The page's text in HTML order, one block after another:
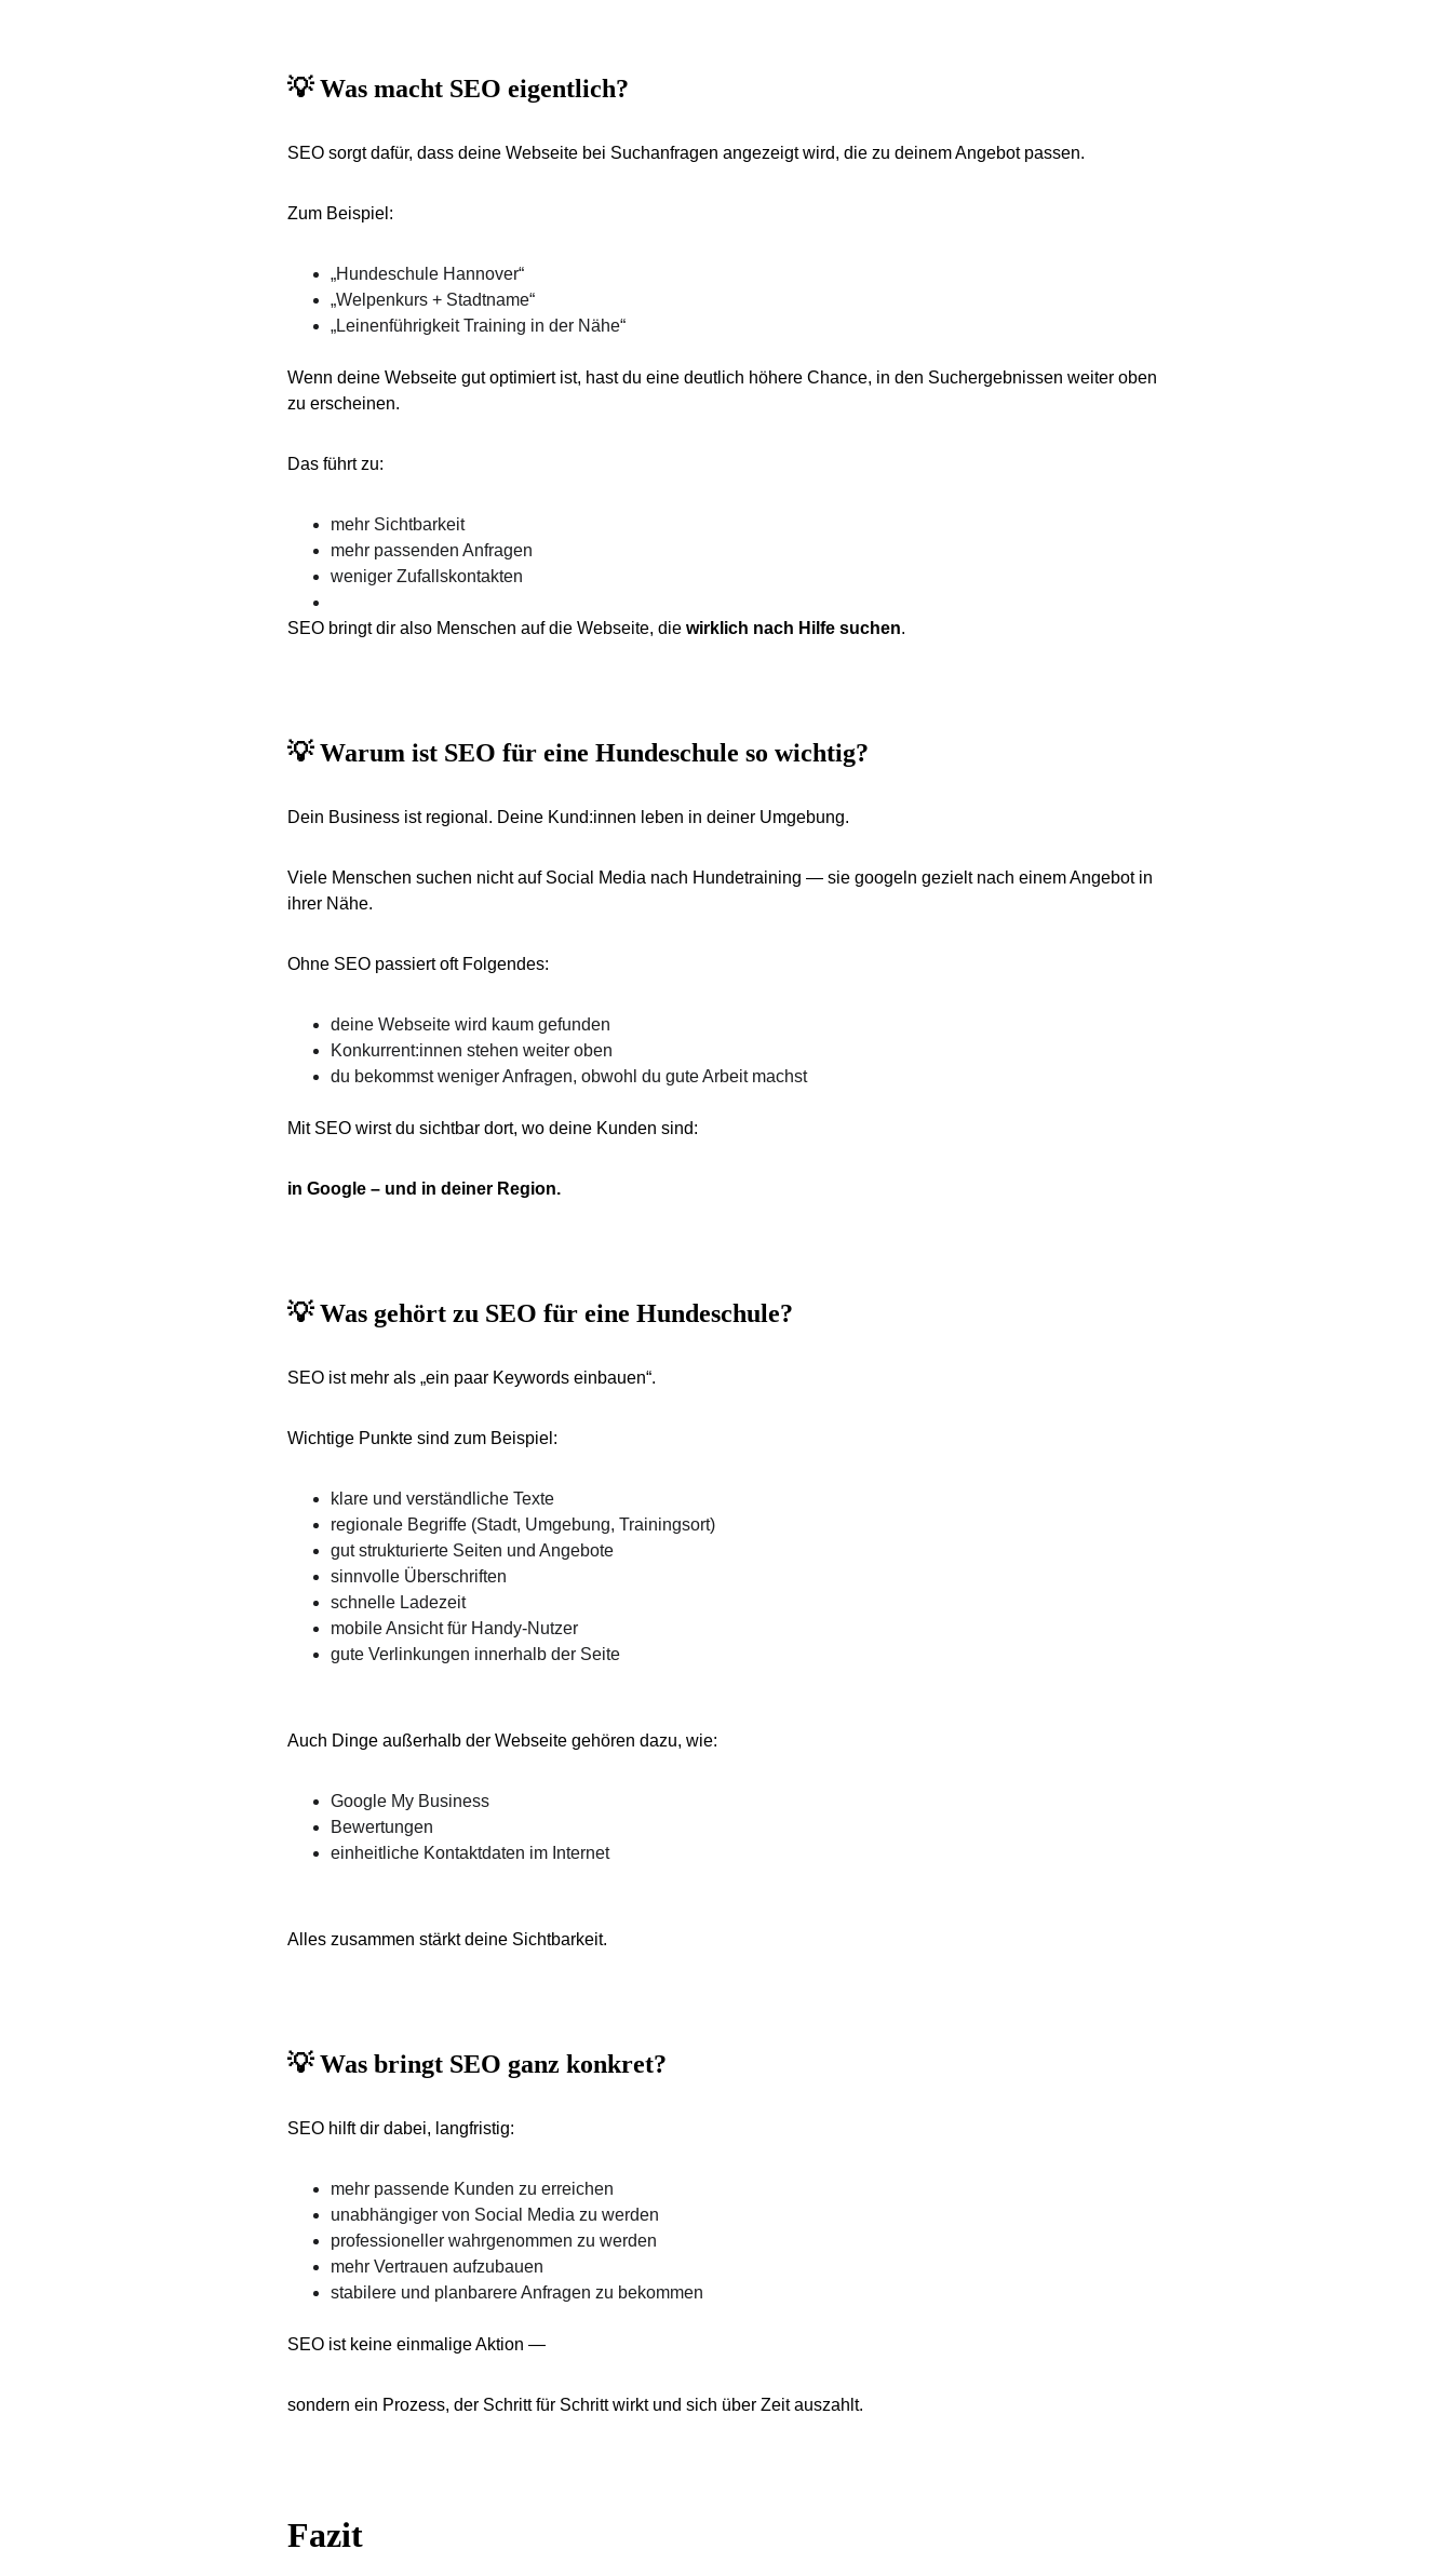
💡 Was macht SEO eigentlich?
SEO sorgt dafür, dass deine Webseite bei Suchanfragen angezeigt wird, die zu deinem Angebot passen.
Zum Beispiel:
„Hundeschule Hannover“
„Welpenkurs + Stadtname“
„Leinenführigkeit Training in der Nähe“
Wenn deine Webseite gut optimiert ist, hast du eine deutlich höhere Chance, in den Suchergebnissen weiter oben
zu erscheinen.
Das führt zu:
mehr Sichtbarkeit
mehr passenden Anfragen
weniger Zufallskontakten
SEO bringt dir also Menschen auf die Webseite, die wirklich nach Hilfe suchen.
💡 Warum ist SEO für eine Hundeschule so wichtig?
Dein Business ist regional. Deine Kund:innen leben in deiner Umgebung.
Viele Menschen suchen nicht auf Social Media nach Hundetraining — sie googeln gezielt nach einem Angebot in
ihrer Nähe.
Ohne SEO passiert oft Folgendes:
deine Webseite wird kaum gefunden
Konkurrent:innen stehen weiter oben
du bekommst weniger Anfragen, obwohl du gute Arbeit machst
Mit SEO wirst du sichtbar dort, wo deine Kunden sind:
in Google – und in deiner Region.
💡 Was gehört zu SEO für eine Hundeschule?
SEO ist mehr als „ein paar Keywords einbauen“.
Wichtige Punkte sind zum Beispiel:
klare und verständliche Texte
regionale Begriffe (Stadt, Umgebung, Trainingsort)
gut strukturierte Seiten und Angebote
sinnvolle Überschriften
schnelle Ladezeit
mobile Ansicht für Handy-Nutzer
gute Verlinkungen innerhalb der Seite
Auch Dinge außerhalb der Webseite gehören dazu, wie:
Google My Business
Bewertungen
einheitliche Kontaktdaten im Internet
Alles zusammen stärkt deine Sichtbarkeit.
💡 Was bringt SEO ganz konkret?
SEO hilft dir dabei, langfristig:
mehr passende Kunden zu erreichen
unabhängiger von Social Media zu werden
professioneller wahrgenommen zu werden
mehr Vertrauen aufzubauen
stabilere und planbarere Anfragen zu bekommen
SEO ist keine einmalige Aktion —
sondern ein Prozess, der Schritt für Schritt wirkt und sich über Zeit auszahlt.
Fazit